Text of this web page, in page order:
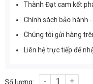
Thành Đạt cam kết
Chính sách bảo hành
Chúng tôi gửi hàng
Liên hệ trực tiếp để
Chip led đèn đường phố